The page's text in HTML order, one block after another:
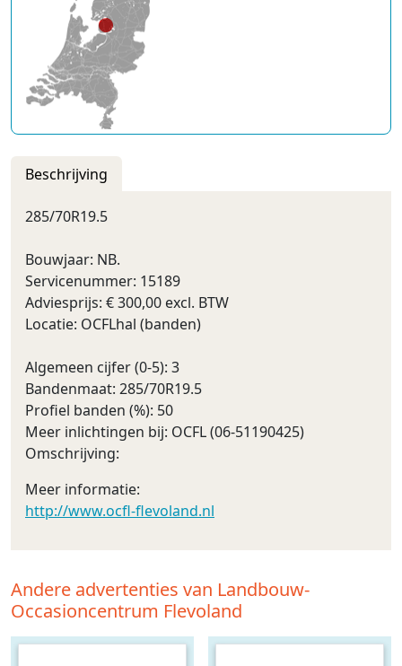
Beschrijving
285/70R19.5
Bouwjaar: NB.
Servicenummer: 15189
Adviesprijs: € 300,00 excl. BTW
Locatie: OCFLhal (banden)
Algemeen cijfer (0-5): 3
Bandenmaat: 285/70R19.5
Profiel banden (%): 50
Meer inlichtingen bij: OCFL (06-51190425)
Omschrijving:
Meer informatie:
http://www.ocfl-flevoland.nl
Andere advertenties van Landbouw-
Occasioncentrum Flevoland